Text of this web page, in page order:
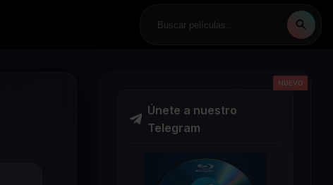
Únete a nuestro
Telegram
NUEVO
NUEVO
NUEVO
NUEVO
NUEVO